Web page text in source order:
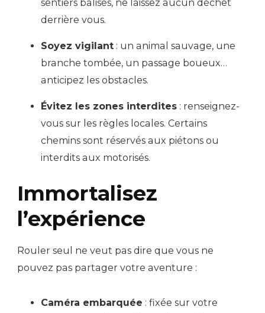
sentiers balisés, ne laissez aucun déchet
derrière vous.
Soyez vigilant : un animal sauvage, une
branche tombée, un passage boueux…
anticipez les obstacles.
Évitez les zones interdites : renseignez-
vous sur les règles locales. Certains
chemins sont réservés aux piétons ou
interdits aux motorisés.
Immortalisez
l’expérience
Rouler seul ne veut pas dire que vous ne
pouvez pas partager votre aventure :
Caméra embarquée : fixée sur votre